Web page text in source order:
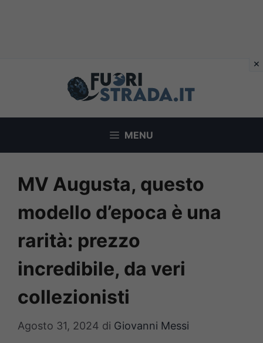
MENU
MV Augusta, questo
modello d’epoca è una
rarità: prezzo
incredibile, da veri
collezionisti
Agosto 31, 2024 di Giovanni Messi